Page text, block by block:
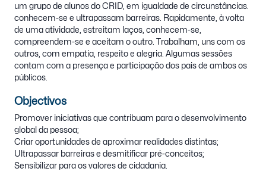
um grupo de alunos do CRID, em igualdade de circunstâncias.
conhecem-se e ultrapassam barreiras. Rapidamente, à volta
de uma atividade, estreitam laços, conhecem-se,
compreendem-se e aceitam o outro. Trabalham, uns com os
outros, com empatia, respeito e alegria. Algumas sessões
contam com a presença e participação dos pais de ambos os
públicos.
Objectivos
Promover iniciativas que contribuam para o desenvolvimento
global da pessoa;
Criar oportunidades de aproximar realidades distintas;
Ultrapassar barreiras e desmitificar pré-conceitos;
Sensibilizar para os valores de cidadania.